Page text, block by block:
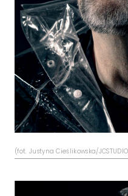
(fot. Justyna Cieślikowska/